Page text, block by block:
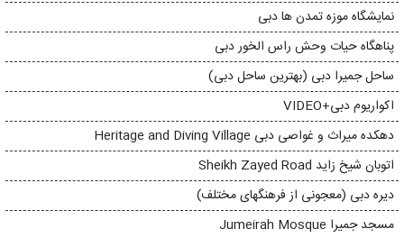
نمایشگاه موزه تمدن ها دبی
پناهگاه حیات وحش راس الخور دبی
ساحل جمیرا دبی (بهترین ساحل دبی)
اکواریوم دبی+VIDEO
دهکده میراث و غواصی دبی Heritage and Diving Village
اتوبان شیخ زاید Sheikh Zayed Road
دیره دبی (معجونی از فرهنگهای مختلف)
مسجد جمیرا Jumeirah Mosque